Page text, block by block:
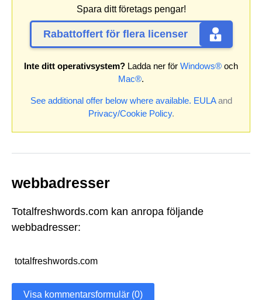
Spara ditt företags pengar!
Rabattoffert för flera licenser
Inte ditt operativsystem? Ladda ner för Windows® och
Mac®.
See additional offer below where available. EULAand
Privacy/Cookie Policy.
webbadresser
Totalfreshwords.com kan anropa följande
webbadresser:
totalfreshwords.com
Visa kommentarsformulär (0)